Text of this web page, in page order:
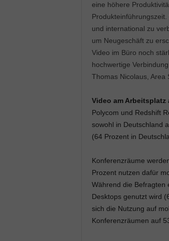
eine höhere
und international zu
um Neugeschäft zu
Video im Büro noch
hochwertige
Thomas Nicolaus, Area
Video am
Polycom und Redshift
sowohl in Deutschland
(64 Prozent in
Konferenzräume
Prozent nutzen dafür
Während die Befragten
Desktops genutzt wird
sich die Nutzung auf
Konferenzräumen auf